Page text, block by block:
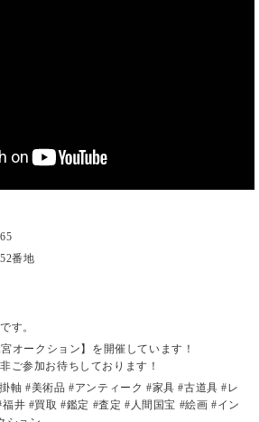
番地
す。
オークション】を開催しています！
ご参加お待ちしております！
軸 #美術品 #アンティーク #家具 #古道具 #レ
井 #買取 #鑑定 #査定 #人間国宝 #絵画 #イン